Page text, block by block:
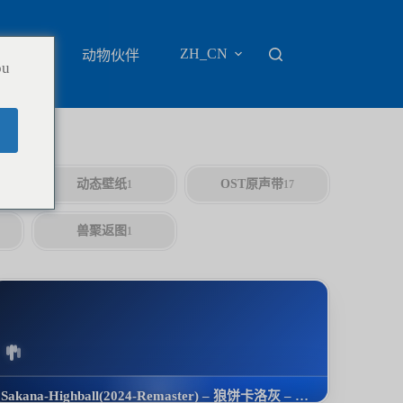
动物伙伴 ZH_CN
动态壁纸1 OST原声带17
兽聚返图 1
Sakana-Highball(2024-Remaster) – 狼饼卡洛灰 – Delta Collection 2022